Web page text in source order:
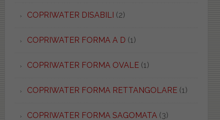
COPRIWATER DISABILI (2)
COPRIWATER FORMA A D (1)
COPRIWATER FORMA OVALE(1)
COPRIWATER FORMA RETTANGOLARE(1)
COPRIWATER FORMA SAGOMATA(3)